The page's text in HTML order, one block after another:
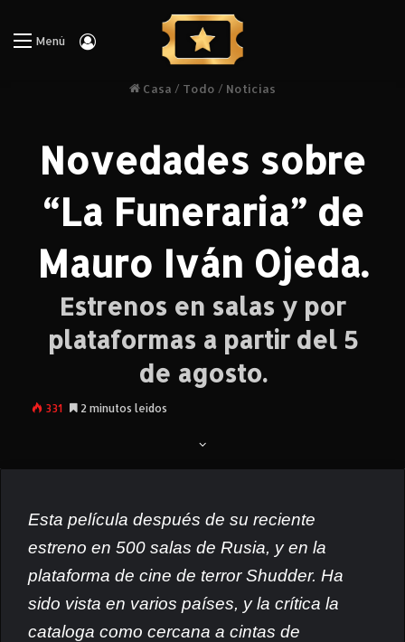
Menú Iniciar Sesión
Casa / Todo / Noticias
Novedades sobre
“La Funeraria” de
Mauro Iván Ojeda.
Estrenos en salas y por
plataformas a partir del 5
de agosto.
331 2 minutos leídos
Esta película después de su reciente
estreno en 500 salas de Rusia, y en la
plataforma de cine de terror Shudder. Ha
sido vista en varios países, y la crítica la
cataloga como cercana a cintas de